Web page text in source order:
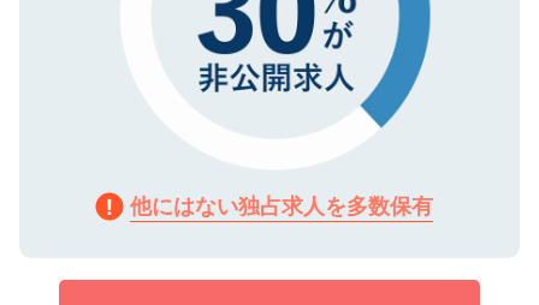
他にはない独占求人を多数保有